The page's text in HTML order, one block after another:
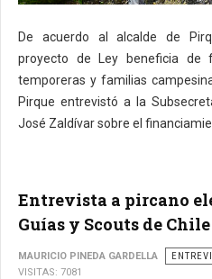
De acuerdo al alcalde de
proyecto de Ley beneficia de
temporeras y familias
Pirque entrevistó a la
José Zaldívar sobre el
Entrevista a pircano
Guías y Scouts de Chile
MAURICIO PINEDA GARDELLA
VISITAS: 7081